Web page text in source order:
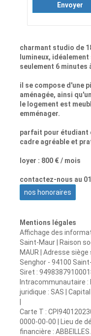
Envoyer
charmant studio de
lumineux,
seulement 6 minutes
il se compose d'une
aménagée, ainsi
le logement est
emménager.
parfait pour étudiant
cadre agréable et
loyer : 800 € / mois
contactez-nous au 01
nos honoraires
Mentions légales
Affichage des
Saint-Maur | Raison
MAUR | Adresse
Senghor - 94100
Siret :
Intracommunautaire :
juridique : SAS |
|
Carte T :
0000-00-00 | Lieu de
financière :